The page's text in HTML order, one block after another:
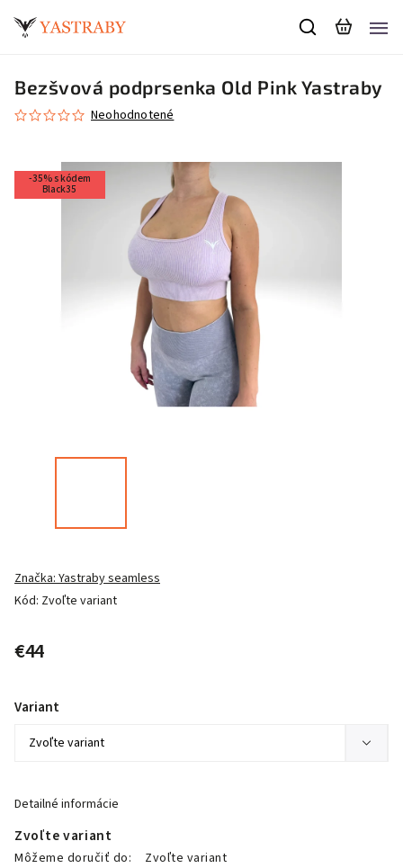
Bezšvová podprsenka Old Pink Yastraby
Neohodnotené
-35% s kódem
Black35
Kód: Zvoľte variant
Značka:Yastraby seamless
€44
Zvoľte variant
Môžeme doručiť do: Zvoľte variant
Variant
Detailné informácie